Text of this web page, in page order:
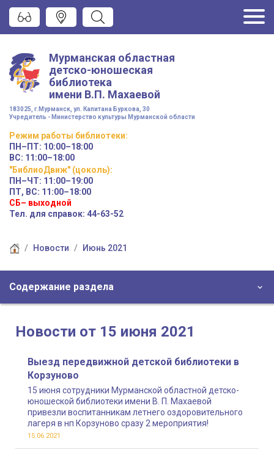
Мурманская областная
детско-юношеская
библиотека
имени В.П. Махаевой
183025, г.Мурманск, ул. Капитана Буркова, 30
Учредитель - Министерство культуры Мурманской области
Режим работы библиотеки:
ПН–ПТ: 10:00–18:00
ВС: 11:00–18:00
"БиблиоДвиж" (цоколь):
ПН–ЧТ: 11:00–19:00
ПТ, ВС: 11:00–18:00
СБ– выходной
Тел. для справок: 44-63-52
Новости Июнь 2021
Содержание раздела
Новости от 15 июня 2021
Выезд передвижной детской библиотеки в
Корзуново
15 июня сотрудники Мурманской областной детско-
юношеской библиотеки имени В. П. Махаевой
привезли воспитанникам летнего оздоровительного
лагеря в нп Корзуново сразу 2 мероприятия!
15.06.2021